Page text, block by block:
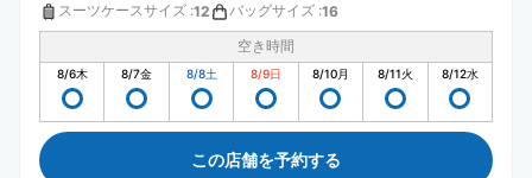
スーツケースサイズ :12 バッグサイズ :16
空き時間
8/6木 8/7金 8/8土 8/9日 8/10月 8/11火 8/12水
この店舗を予約する